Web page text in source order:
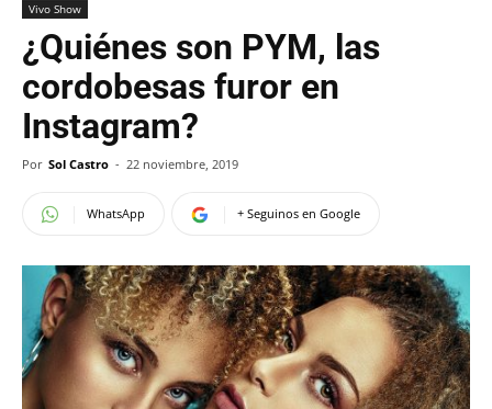
Vivo Show
¿Quiénes son PYM, las
cordobesas furor en
Instagram?
Por Sol Castro - 22 noviembre, 2019
WhatsApp + Seguinos en Google